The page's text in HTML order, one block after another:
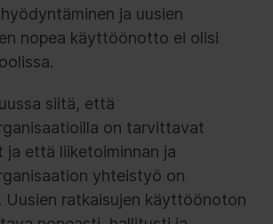
ja uusien
nopea käyttöönotto ei olisi
siitä, että
on tarvittavat
ja että liiketoiminnan ja
yhteistyö on
Uusien ratkaisujen käyttöönoton